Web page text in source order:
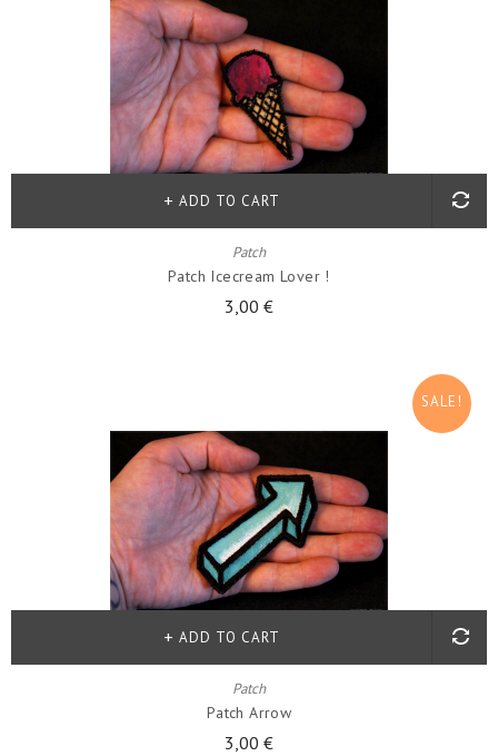
Patch
Patch Icecream Lover !
3,00 €
ADD TO CART
SALE!
Patch
Patch Arrow
3,00 €
ADD TO CART